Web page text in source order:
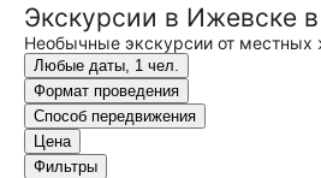
Экскурсии в Ижевске
Необычные экскурсии от местных
Любые даты, 1 чел.
Формат проведения
Способ передвижения
Цена
Фильтры